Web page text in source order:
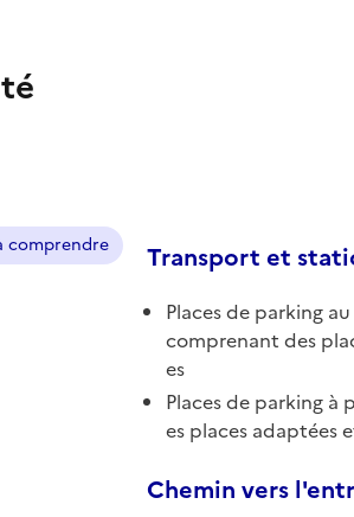
comprendre Transport et
Places de parking
comprenant des
es
Places de parking
es places adaptées
Chemin vers